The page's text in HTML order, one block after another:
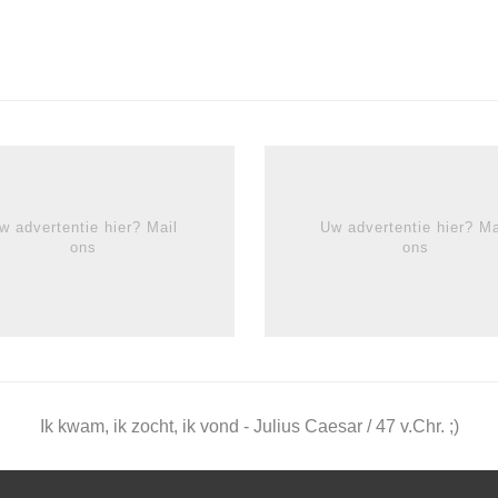
advertentie hier? Mail
ons
Uw advertentie hier?
ons
Ik kwam, ik zocht, ik vond - Julius Caesar / 47 v.Chr. ;)